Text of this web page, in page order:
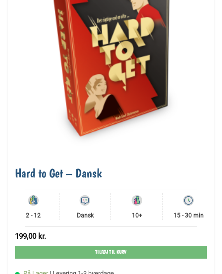
Hard to Get – Dansk
2 - 12 Dansk 10+ 15 - 30 min
199,00 kr.
TILFØJ TIL KURV